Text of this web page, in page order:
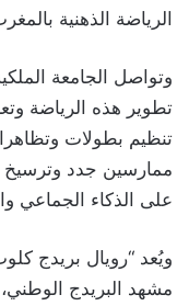
الرياضة الذهنية
وتواصل الجامعة
تطوير هذه الرياضة
تنظيم بطولات
ممارسين جدد وترسيخ
على الذكاء الجماعي
ويُعد “رويال بريدج
مشهد البريدج